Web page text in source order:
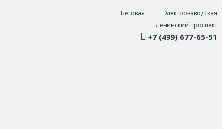
Беговая
Электрозаводская
Ленинский проспект
+7 (499) 677-65-51